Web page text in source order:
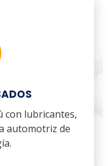
con lubricantes,
automotriz de